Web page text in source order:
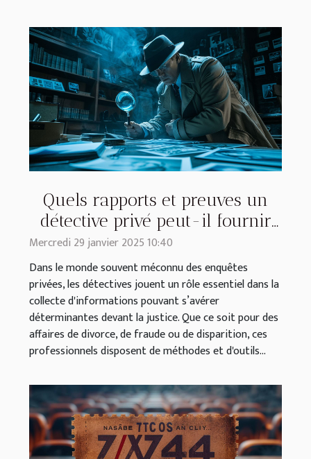
Quels rapports et preuves un
détective privé peut-il fournir
pour la justice ?
Mercredi 29 janvier 2025 10:40
Dans le monde souvent méconnu des enquêtes
privées, les détectives jouent un rôle essentiel dans la
collecte d'informations pouvant s’avérer
déterminantes devant la justice. Que ce soit pour des
affaires de divorce, de fraude ou de disparition, ces
professionnels disposent de méthodes et d'outils...